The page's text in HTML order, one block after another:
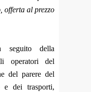
offerta al prezzo
seguito della
operatori del
del parere del
e dei trasporti,